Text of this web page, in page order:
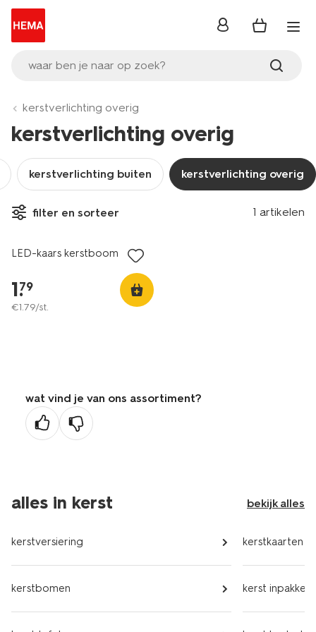
waar ben je naar op zoek?
inloggen
kerstverlichting overig
kerstverlichting overig
kerstverlichting buiten kerstverlichting overig
filter en sorteer 1 artikelen
LED-kaars kerstboom
1.
79
€1.79/st.
wat vind je van ons assortiment?
alles in kerst bekijk alles
kerstversiering
kerstbomen
kerstkaarten
kerst inpakken